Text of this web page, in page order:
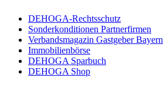
DEHOGA-Rechtsschutz
Sonderkonditionen Partnerfirmen
Verbandsmagazin Gastgeber Bayern
Immobilienbörse
DEHOGA Sparbuch
DEHOGA Shop